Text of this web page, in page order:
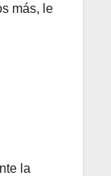
más, le
la